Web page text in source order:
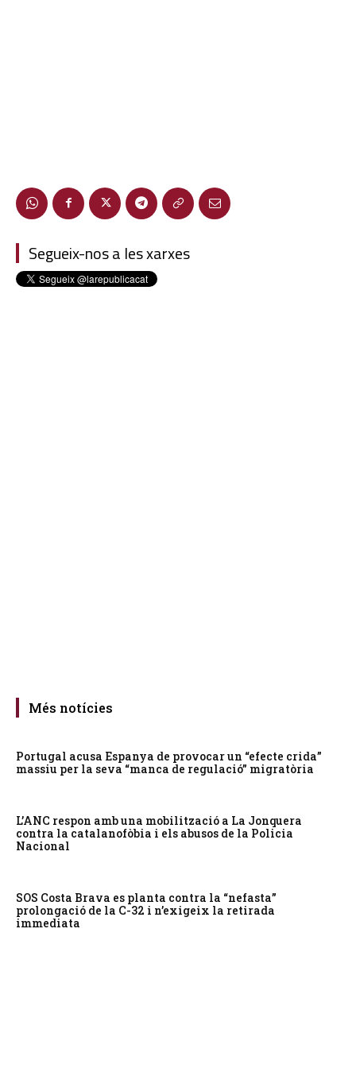
Segueix-nos a les xarxes
Més notícies
Portugal acusa Espanya de provocar un “efecte crida”
massiu per la seva “manca de regulació” migratòria
L’ANC respon amb una mobilització a La Jonquera
contra la catalanofòbia i els abusos de la Policia
Nacional
SOS Costa Brava es planta contra la “nefasta”
prolongació de la C-32 i n’exigeix la retirada
immediata